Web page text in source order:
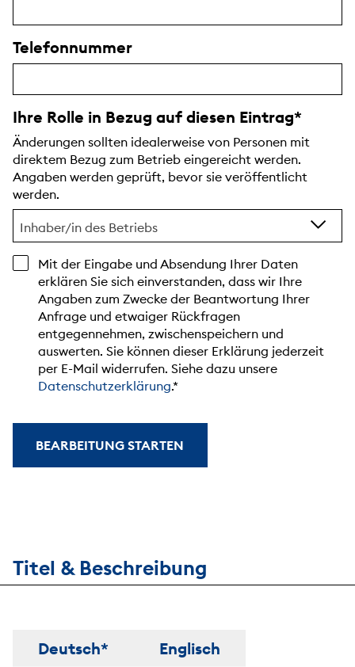
Telefonnummer
Ihre Rolle in Bezug auf diesen Eintrag
Änderungen sollten idealerweise von Personen mit
direktem Bezug zum Betrieb eingereicht werden.
Angaben werden geprüft, bevor sie veröffentlicht
werden.
Inhaber/in des Betriebs
Mit der Eingabe und Absendung Ihrer Daten
erklären Sie sich einverstanden, dass wir Ihre
Angaben zum Zwecke der Beantwortung Ihrer
Anfrage und etwaiger Rückfragen
entgegennehmen, zwischenspeichern und
auswerten. Sie können dieser Erklärung jederzeit
per E-Mail widerrufen. Siehe dazu unsere
Datenschutzerklärung.
BEARBEITUNG STARTEN
Titel & Beschreibung
Deutsch* Englisch